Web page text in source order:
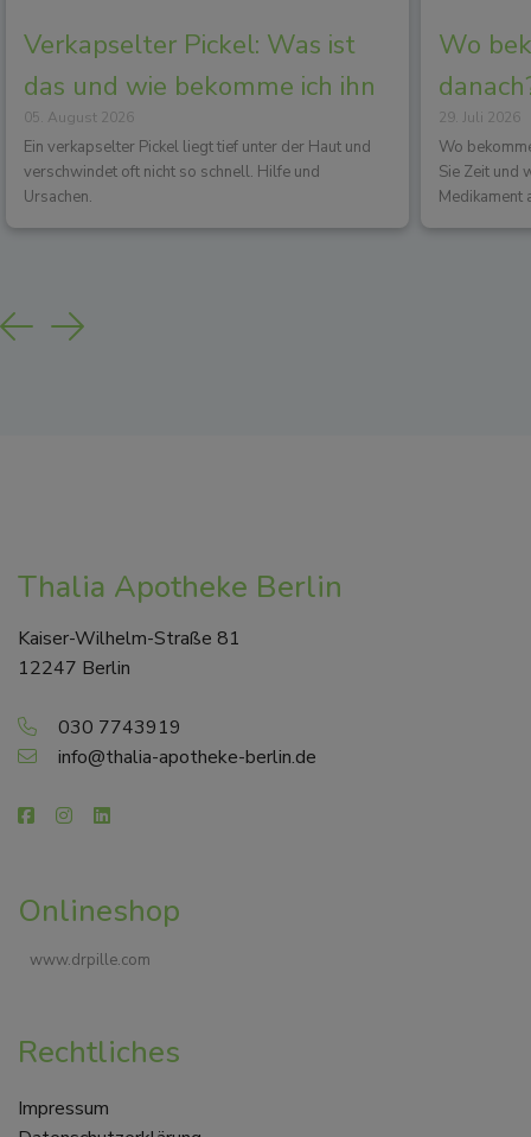
Verkapselter Pickel: Was ist
das und wie bekomme ich ihn
los?
05. August 2026
Ein verkapselter Pickel liegt tief unter der Haut und
verschwindet oft nicht so schnell. Hilfe und
Ursachen.
Wo
29. Juli 2026
Wo
Sie Zeit und
Medikament
Previous
Next
Thalia Apotheke Berlin
Kaiser-Wilhelm-Straße 81
12247 Berlin
030 7743919
info@thalia-apotheke-berlin.de
Onlineshop
www.drpille.com
Rechtliches
Impressum